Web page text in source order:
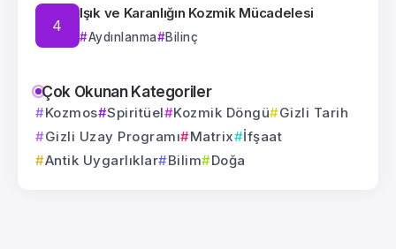
Işık ve Karanlığın Kozmik Mücadelesi
Aydınlanma Bilinç
Çok Okunan Kategoriler
Kozmos Spiritüel Kozmik Döngü
Gizli Tarih
Gizli Uzay Programı
Matrix
İfşaat
Antik Uygarlıklar
Bilim Doğa